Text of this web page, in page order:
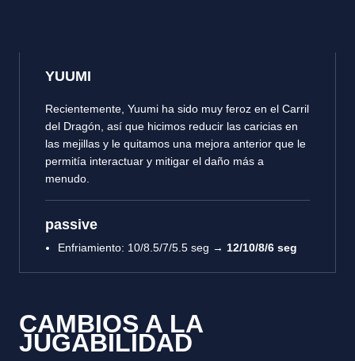
YUUMI
Recientemente, Yuumi ha sido muy feroz en el Carril
del Dragón, así que hicimos reducir las caricias en
las mejillas y le quitamos una mejora anterior que le
permitía interactuar y mitigar el daño más a
menudo.
passive
Enfriamiento: 10/8.5/7/5.5 seg → 12/10/8/6 seg
CAMBIOS A LA
JUGABILIDAD